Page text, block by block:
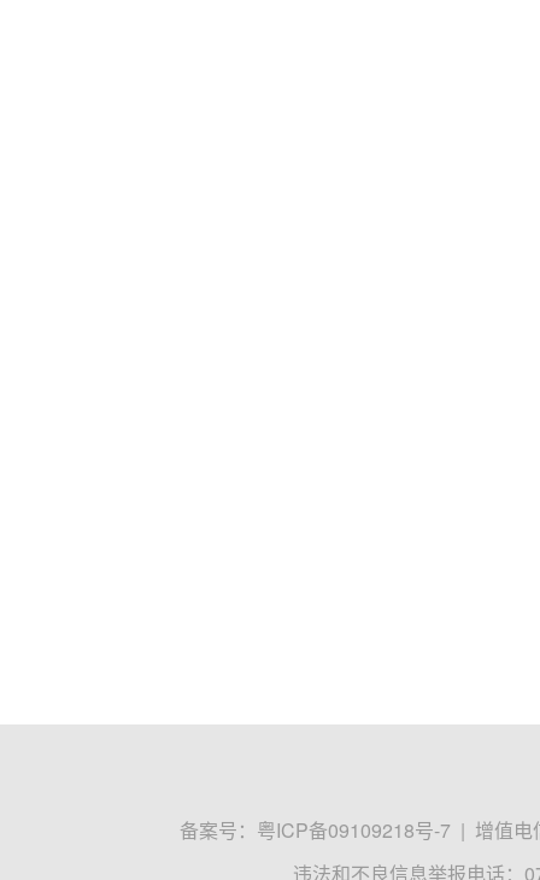
备案号： 粤ICP备09109218号-7 | 增值电
违法和不良信息举报电话：